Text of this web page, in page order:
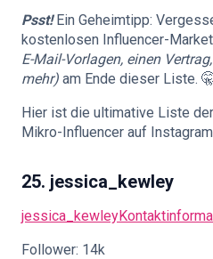
Psst!Ein Geheimtipp:
kostenlosen Influencer-
E-Mail-Vorlagen, einen
mehr) am Ende dieser Liste.
Hier ist die ultimative Liste
Mikro-Influencer auf
25. jessica_kewley
jessica_kewley
Follower: 14k